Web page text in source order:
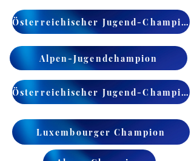
Österreichischer Jugend-Champion
Alpen-Jugendchampion
Österreichischer Jugend-Champion
Luxembourger Champion